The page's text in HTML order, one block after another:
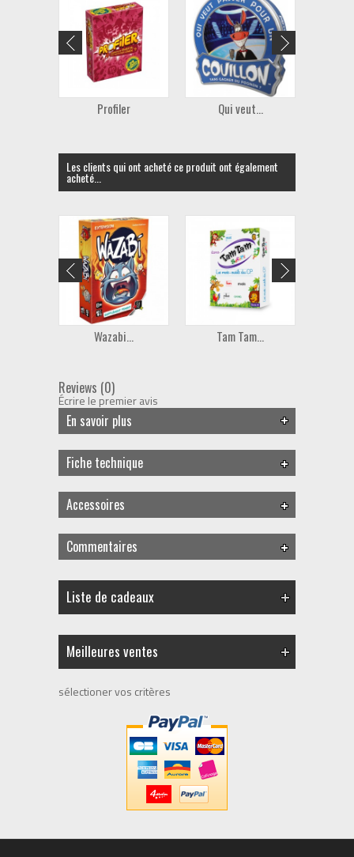
Profiler Qui veut...
Les clients qui ont acheté ce produit ont également
acheté...
Wazabi... Tam Tam...
Reviews (0)
Écrire le premier avis
En savoir plus
Fiche technique
Accessoires
Commentaires
Liste de cadeaux
Meilleures ventes
sélectioner vos critères